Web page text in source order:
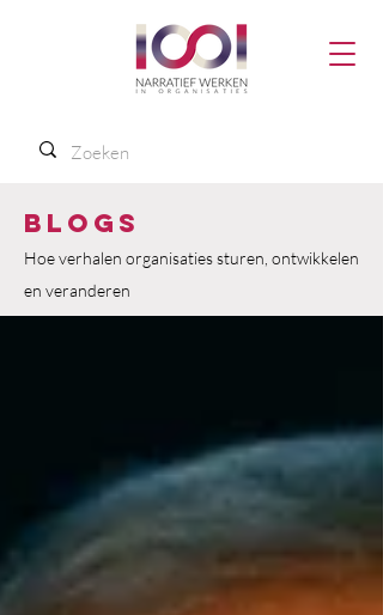
Blogs
Hoe verhalen organisaties sturen, ontwikkelen
en veranderen